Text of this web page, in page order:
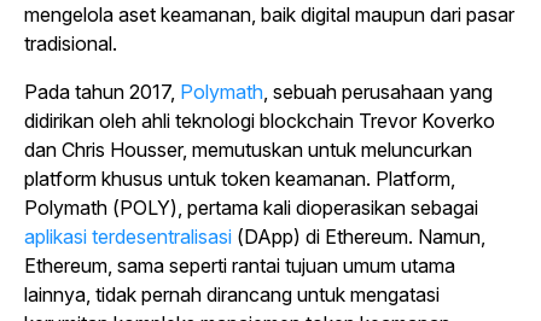
mengelola aset keamanan, baik digital maupun dari pasar
tradisional.
Pada tahun 2017, Polymath , sebuah perusahaan yang
didirikan oleh ahli teknologi blockchain Trevor Koverko
dan Chris Housser, memutuskan untuk meluncurkan
platform khusus untuk token keamanan. Platform,
Polymath (POLY), pertama kali dioperasikan sebagai
aplikasi terdesentralisasi (DApp) di Ethereum. Namun,
Ethereum, sama seperti rantai tujuan umum utama
lainnya, tidak pernah dirancang untuk mengatasi